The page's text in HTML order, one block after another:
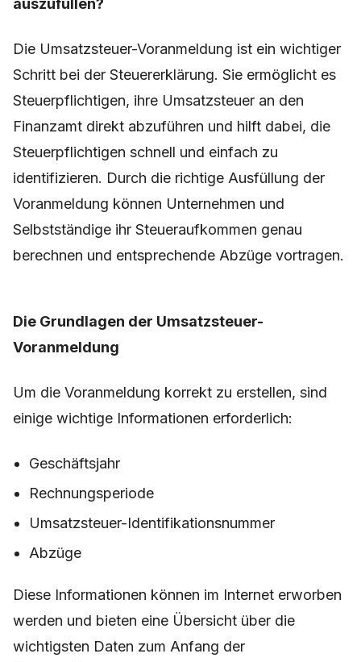
auszufüllen?
Die Umsatzsteuer-Voranmeldung ist ein wichtiger
Schritt bei der Steuererklärung. Sie ermöglicht es
Steuerpflichtigen, ihre Umsatzsteuer an den
Finanzamt direkt abzuführen und hilft dabei, die
Steuerpflichtigen schnell und einfach zu
identifizieren. Durch die richtige Ausfüllung der
Voranmeldung können Unternehmen und
Selbstständige ihr Steueraufkommen genau
berechnen und entsprechende Abzüge vortragen.
Die Grundlagen der Umsatzsteuer-
Voranmeldung
Um die Voranmeldung korrekt zu erstellen, sind
einige wichtige Informationen erforderlich:
Geschäftsjahr
Rechnungsperiode
Umsatzsteuer-Identifikationsnummer
Abzüge
Diese Informationen können im Internet erworben
werden und bieten eine Übersicht über die
wichtigsten Daten zum Anfang der